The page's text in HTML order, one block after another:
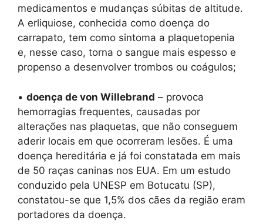
medicamentos e mudanças súbitas de altitude.
A erliquiose, conhecida como doença do
carrapato, tem como sintoma a plaquetopenia
e, nesse caso, torna o sangue mais espesso e
propenso a desenvolver trombos ou coágulos;
• doença de von Willebrand – provoca
hemorragias frequentes, causadas por
alterações nas plaquetas, que não conseguem
aderir locais em que ocorreram lesões. É uma
doença hereditária e já foi constatada em mais
de 50 raças caninas nos EUA. Em um estudo
conduzido pela UNESP em Botucatu (SP),
constatou-se que 1,5% dos cães da região eram
portadores da doença.